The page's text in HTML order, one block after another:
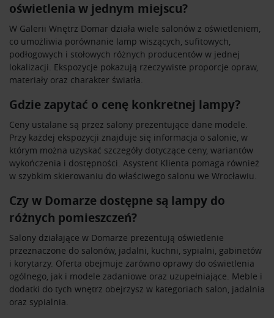
oświetlenia w jednym miejscu?
W Galerii Wnętrz Domar działa wiele salonów z oświetleniem,
co umożliwia porównanie lamp wiszących, sufitowych,
podłogowych i stołowych różnych producentów w jednej
lokalizacji. Ekspozycje pokazują rzeczywiste proporcje opraw,
materiały oraz charakter światła.
Gdzie zapytać o cenę konkretnej lampy?
Ceny ustalane są przez salony prezentujące dane modele.
Przy każdej ekspozycji znajduje się informacja o salonie, w
którym można uzyskać szczegóły dotyczące ceny, wariantów
wykończenia i dostępności. Asystent Klienta pomaga również
w szybkim skierowaniu do właściwego salonu we Wrocławiu.
Czy w Domarze dostępne są lampy do
różnych pomieszczeń?
Salony działające w Domarze prezentują oświetlenie
przeznaczone do salonów, jadalni, kuchni, sypialni, gabinetów
i korytarzy. Oferta obejmuje zarówno oprawy do oświetlenia
ogólnego, jak i modele zadaniowe oraz uzupełniające. Meble i
dodatki do tych wnętrz obejrzysz w kategoriach salon, jadalnia
oraz sypialnia.